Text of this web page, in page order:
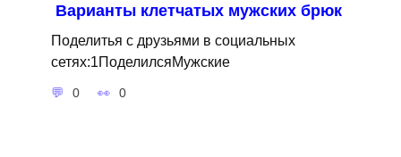
Варианты клетчатых мужских брюк
Поделитья с друзьями в социальных
сетях:1ПоделилсяМужские
0 0